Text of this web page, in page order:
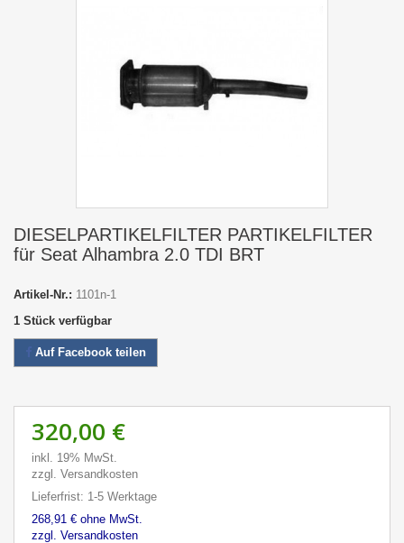
DIESELPARTIKELFILTER PARTIKELFILTER
für Seat Alhambra 2.0 TDI BRT
Artikel-Nr.: 1101n-1
1 Stück verfügbar
Auf Facebook teilen
320,00 €
inkl. 19% MwSt.
zzgl. Versandkosten
Lieferfrist: 1-5 Werktage
268,91 € ohne MwSt.
zzgl. Versandkosten